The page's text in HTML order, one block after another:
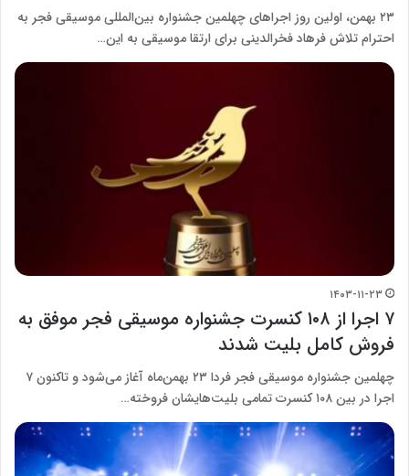
۲۳ بهمن، اولین روز اجراهای چهلمین جشنواره بین‌المللی موسیقی فجر به
احترام تلاش فرهاد فخرالدینی برای ارتقا موسیقی به این…
۱۴۰۳-۱۱-۲۳
۷ اجرا از ۱۰۸ کنسرت جشنواره موسیقی فجر موفق به
فروش کامل بلیت شدند
چهلمین جشنواره موسیقی فجر فردا ۲۳ بهمن‌ماه آغاز می‌شود و تاکنون ۷
اجرا در بین ۱۰۸ کنسرت تمامی بلیت‌هایشان فروخته…